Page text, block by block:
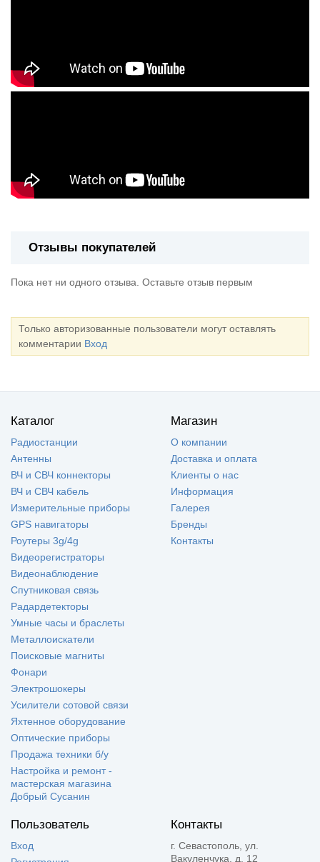
Отзывы покупателей
Пока нет ни одного отзыва. Оставьте отзыв первым
Только авторизованные пользователи могут оставлять
комментарии Вход
Каталог
Радиостанции
Антенны
ВЧ и СВЧ коннекторы
ВЧ и СВЧ кабель
Измерительные приборы
GPS навигаторы
Роутеры 3g/4g
Видеорегистраторы
Видеонаблюдение
Спутниковая связь
Радардетекторы
Умные часы и браслеты
Металлоискатели
Поисковые магниты
Фонари
Электрошокеры
Усилители сотовой связи
Яхтенное оборудование
Оптические приборы
Продажа техники б/у
Настройка и ремонт -
мастерская магазина
Добрый Сусанин
Магазин
О компании
Доставка и оплата
Клиенты о нас
Информация
Галерея
Бренды
Контакты
Пользователь
Вход
Контакты
г. Севастополь, ул.
Вакуленчука, д. 12